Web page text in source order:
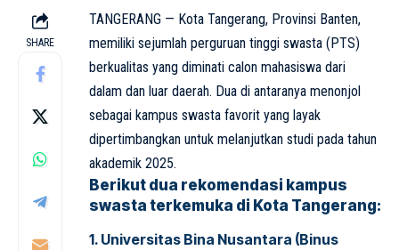
SHARE
TANGERANG — Kota Tangerang, Provinsi Banten,
memiliki sejumlah perguruan tinggi swasta (PTS)
berkualitas yang diminati calon mahasiswa dari
dalam dan luar daerah. Dua di antaranya menonjol
sebagai kampus swasta favorit yang layak
dipertimbangkan untuk melanjutkan studi pada tahun
akademik 2025.
Berikut dua rekomendasi kampus
swasta terkemuka di Kota Tangerang:
1. Universitas Bina Nusantara (Binus